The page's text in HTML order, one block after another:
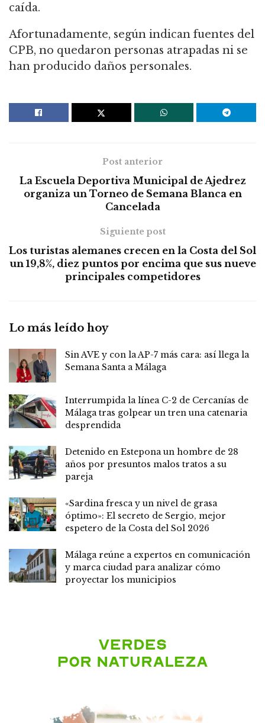
caída.
Afortunadamente, según indican fuentes del
CPB, no quedaron personas atrapadas ni se
han producido daños personales.
Post anterior
La Escuela Deportiva Municipal de Ajedrez
organiza un Torneo de Semana Blanca en
Cancelada
Siguiente post
Los turistas alemanes crecen en la Costa del Sol
un 19,8%, diez puntos por encima que sus nueve
principales competidores
Lo más leído hoy
Sin AVE y con la AP-7 más cara: así llega la
Semana Santa a Málaga
Interrumpida la línea C-2 de Cercanías de
Málaga tras golpear un tren una catenaria
desprendida
Detenido en Estepona un hombre de 28
años por presuntos malos tratos a su
pareja
«Sardina fresca y un nivel de grasa
óptimo»: El secreto de Sergio, mejor
espetero de la Costa del Sol 2026
Málaga reúne a expertos en comunicación
y marca ciudad para analizar cómo
proyectar los municipios